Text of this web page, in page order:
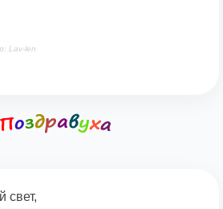
Lav-len
свет,